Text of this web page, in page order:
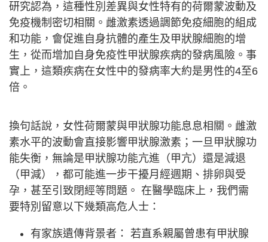
研究認為，這種性別差異與女性特有的荷爾蒙波動及
免疫機制密切相關。雌激素透過調節免疫細胞的組成
和功能，會促進自身抗體的產生及甲狀腺細胞的增
生，從而增加自身免疫性甲狀腺疾病的發病風險。事
實上，這類疾病在女性中的發病率大約是男性的4至6
倍。
換句話說，女性荷爾蒙與甲狀腺功能息息相關。雌激
素水平的波動會直接影響甲狀腺激素；一旦甲狀腺功
能失衡，無論是甲狀腺功能亢進（甲亢）還是減退
（甲減），都可能進一步干擾月經週期、排卵與受
孕，甚至引致閉經等問題。 在醫學臨床上，我們需
要特別留意以下幾類高危人士：
有家族遺傳背景者： 若直系親屬曾患有甲狀腺